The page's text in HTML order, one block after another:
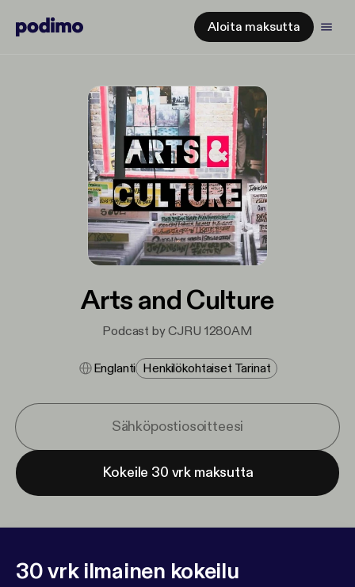
Aloita maksutta
Arts and Culture
Podcast by CJRU 1280AM
Englanti Henkilökohtaiset Tarinat
Kokeile 30 vrk maksutta
30 vrk ilmainen kokeilu